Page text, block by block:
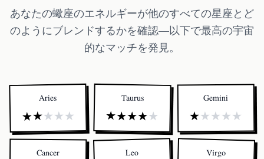
あなたの蠍座のエネルギーが他のすべての星座とど
のようにブレンドするかを確認—以下で最高の宇宙
的なマッチを発見。
Aries
★★★★★
Taurus
★★★★★
Gemini
★★★★★
Cancer Leo Virgo